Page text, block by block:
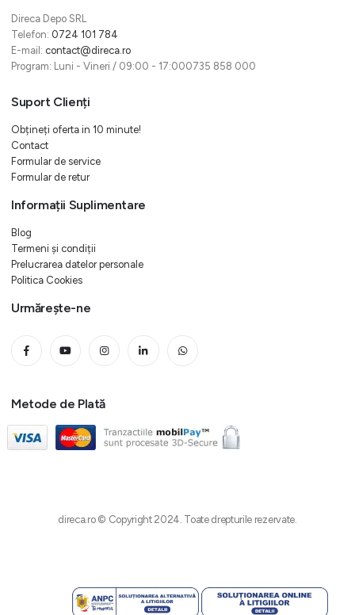
Direca Depo SRL
Telefon: 0724 101 784
E-mail: contact@direca.ro
Program: Luni - Vineri / 09:00 - 17:000735 858 000
Suport Clienți
Obțineți oferta in 10 minute!
Contact
Formular de service
Formular de retur
Informații Suplimentare
Blog
Termeni și condiții
Prelucrarea datelor personale
Politica Cookies
Urmărește-ne
Metode de Plată
direca.ro © Copyright 2024. Toate drepturile rezervate.